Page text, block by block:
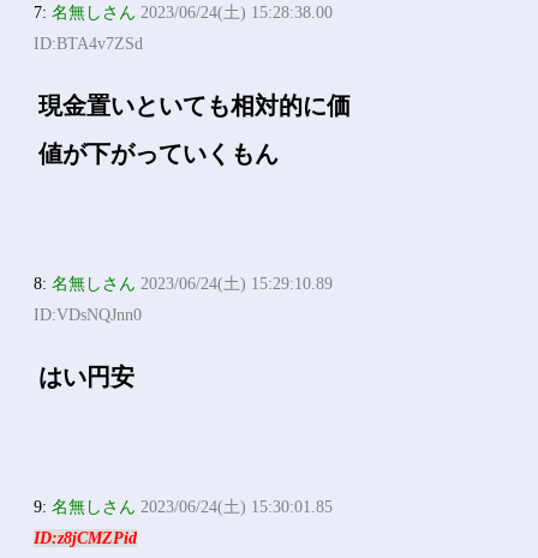
7:名無しさん 2023/06/24(土) 15:28:38.00
ID:BTA4v7ZSd
現金置いといても相対的に価
値が下がっていくもん
8:名無しさん 2023/06/24(土) 15:29:10.89
ID:VDsNQJnn0
はい円安
9:名無しさん 2023/06/24(土) 15:30:01.85
ID:z8jCMZPid